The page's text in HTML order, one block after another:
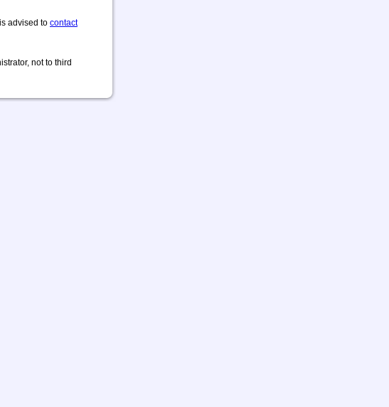
advised to contact
not to third